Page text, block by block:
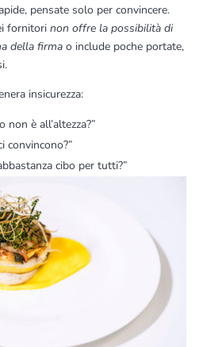
pensate solo per convincere.
fornitori non offre la possibilità di
della firmao include poche portate,
insicurezza:
non è all’altezza?”
convincono?”
cibo per tutti?”